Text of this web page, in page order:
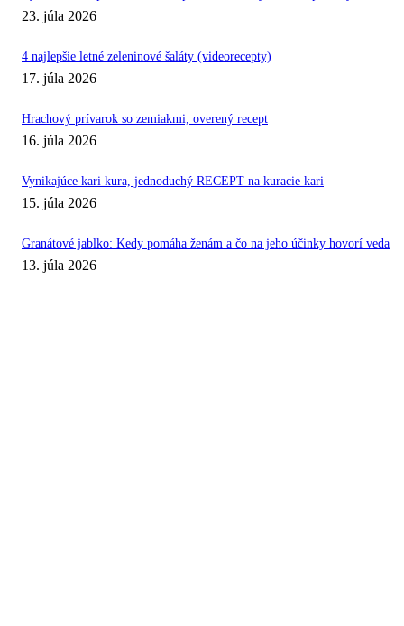
23. júla 2026
4 najlepšie letné zeleninové šaláty (videorecepty)
17. júla 2026
Hrachový prívarok so zemiakmi, overený recept
16. júla 2026
Vynikajúce kari kura, jednoduchý RECEPT na kuracie kari
15. júla 2026
Granátové jablko: Kedy pomáha ženám a čo na jeho účinky hovorí veda
13. júla 2026